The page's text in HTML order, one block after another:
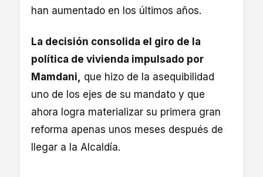
han aumentado en los últimos años.
La decisión consolida el giro de la
política de vivienda impulsado por
Mamdani,
que hizo de la asequibilidad
uno de los ejes de su mandato y que
ahora logra materializar su primera gran
reforma apenas unos meses después de
llegar a la Alcaldía.